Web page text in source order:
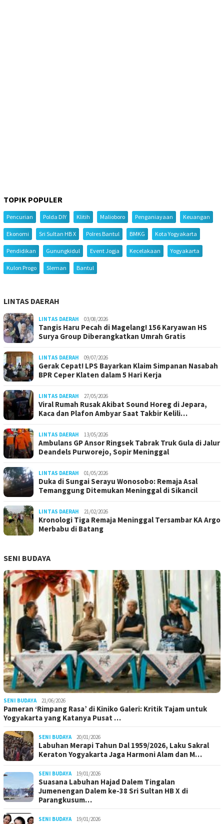
TOPIK POPULER
Pencurian Polda DIY Klitih Malioboro Penganiayaan Keuangan
Ekonomi Sri Sultan HB X Polres Bantul BMKG Kota Yogyakarta
Pendidikan Gunungkidul Event Jogja Kecelakaan Yogyakarta
Kulon Progo Sleman Bantul
LINTAS DAERAH
LINTAS DAERAH 03/08/2026
Tangis Haru Pecah di Magelang! 156 Karyawan HS
Surya Group Diberangkatkan Umrah Gratis
LINTAS DAERAH 09/07/2026
Gerak Cepat! LPS Bayarkan Klaim Simpanan Nasabah
BPR Ceper Klaten dalam 5 Hari Kerja
LINTAS DAERAH 27/05/2026
Viral Rumah Rusak Akibat Sound Horeg di Jepara,
Kaca dan Plafon Ambyar Saat Takbir Kelili…
LINTAS DAERAH 13/05/2026
Ambulans GP Ansor Ringsek Tabrak Truk Gula di Jalur
Deandels Purworejo, Sopir Meninggal
LINTAS DAERAH 01/05/2026
Duka di Sungai Serayu Wonosobo: Remaja Asal
Temanggung Ditemukan Meninggal di Sikancil
LINTAS DAERAH 21/02/2026
Kronologi Tiga Remaja Meninggal Tersambar KA Argo
Merbabu di Batang
SENI BUDAYA
SENI BUDAYA 21/06/2026
Pameran ‘Rimpang Rasa’ di Kiniko Galeri: Kritik Tajam untuk
Yogyakarta yang Katanya Pusat …
SENI BUDAYA 20/01/2026
Labuhan Merapi Tahun Dal 1959/2026, Laku Sakral
Keraton Yogyakarta Jaga Harmoni Alam dan M…
SENI BUDAYA 19/01/2026
Suasana Labuhan Hajad Dalem Tingalan
Jumenengan Dalem ke-38 Sri Sultan HB X di
Parangkusum…
SENI BUDAYA 19/01/2026